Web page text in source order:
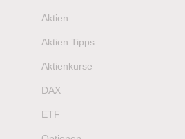
Aktien
Aktien Tipps
Aktienkurse
DAX
ETF